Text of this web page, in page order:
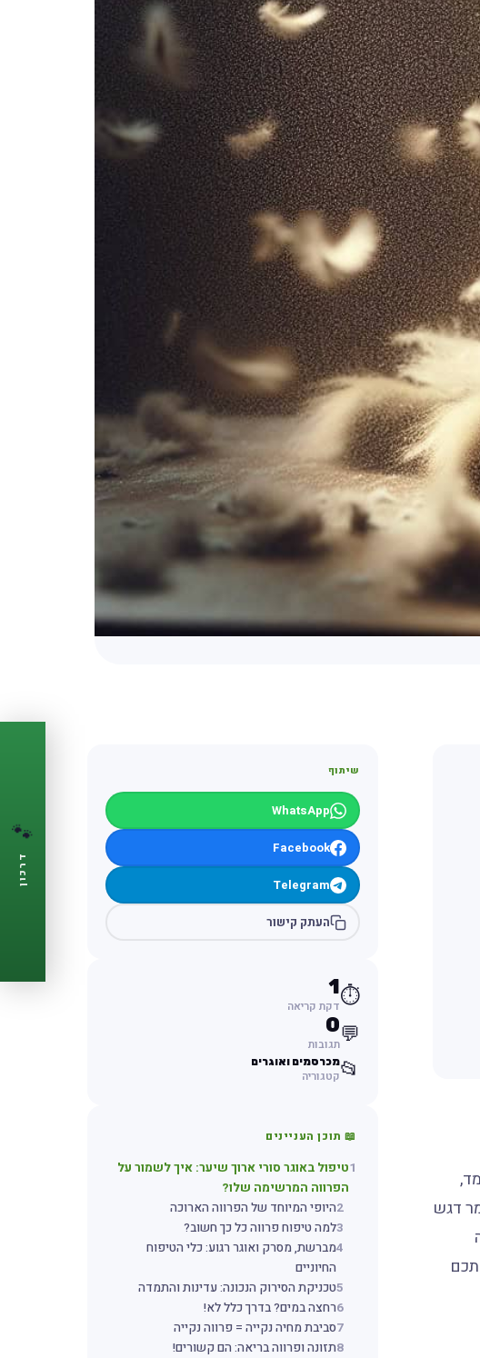
דגש
שיתוף
WhatsApp
Facebook
Telegram
העתק קישור
⏱️
1
דקת קריאה
💬
0
תגובות
📂מכרסמים ואוגרים
קטגוריה
📖 תוכן העניינים
1טיפול באוגר סורי ארוך שיער: איך לשמור על
הפרווה המרשימה שלו?
2היופי המיוחד של הפרווה הארוכה
3למה טיפוח פרווה כל כך חשוב?
4מברשת, מסרק ואוגר רגוע: כלי הטיפוח
החיוניים
5טכניקת הסירוק הנכונה: עדינות והתמדה
6רחצה במים? בדרך כלל לא!
7סביבת מחיה נקייה = פרווה נקייה
8תזונה ופרווה בריאה: הם קשורים!
🐾
דרכון
🐾
לחיית המחמד שלך
🩺תזכורות ביקורת